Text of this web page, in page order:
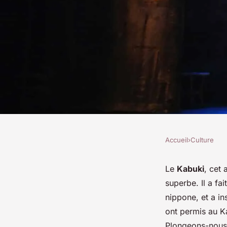
Comment le
influencé la
Accueil›Culture
Le Kabuki, cet
superbe. Il a
nippone, et a
ont permis au